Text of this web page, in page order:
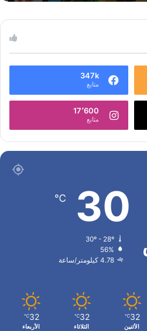
347k
متابع
17٬600
متابع
30
℃
30º - 28º
56%
4.78 كيلومتر/ساعة
32
℃
الأثنين
32
℃
الثلاثاء
32
℃
الأربعاء